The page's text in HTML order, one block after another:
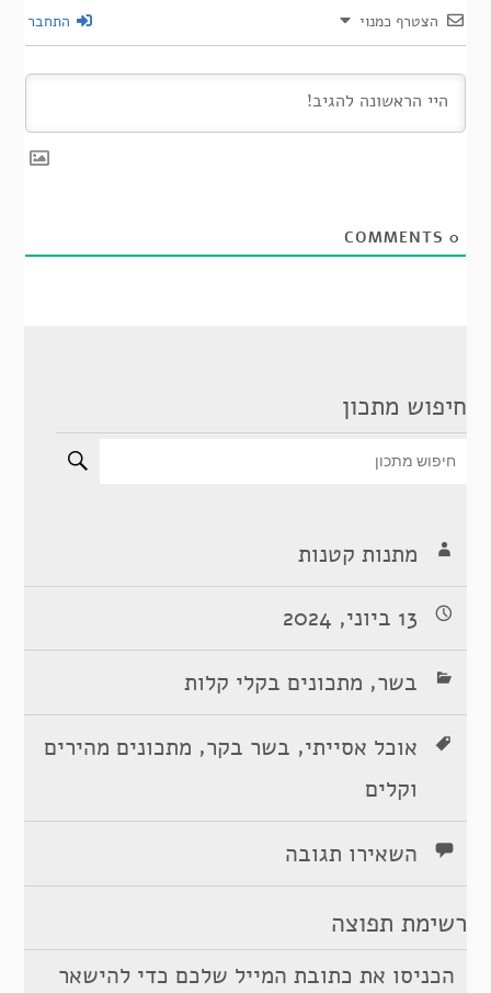
הצטרף כמנוי התחבר
0
חיפוש מתכון
מתנות קטנות
13 ביוני, 2024
בשר, מתכונים בקלי קלות
אוכל אסייתי, בשר בקר, מתכונים מהירים
וקלים
השאירו תגובה
רשימת תפוצה
הכניסו את כתובת המייל שלכם כדי להישאר